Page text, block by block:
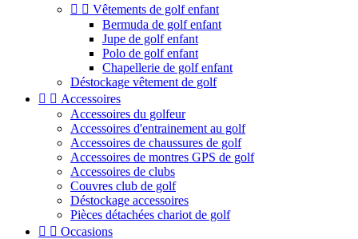
  Vêtements de golf enfant
Bermuda de golf enfant
Jupe de golf enfant
Polo de golf enfant
Chapellerie de golf enfant
Déstockage vêtement de golf
  Accessoires
Accessoires du golfeur
Accessoires d'entrainement au golf
Accessoires de chaussures de golf
Accessoires de montres GPS de golf
Accessoires de clubs
Couvres club de golf
Déstockage accessoires
Pièces détachées chariot de golf
  Occasions